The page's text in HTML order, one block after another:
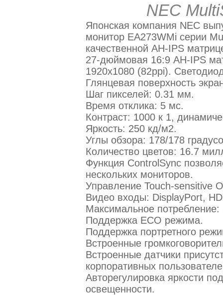
NEC
Японская компания NEC
монитор EA273WMi серии
качественной AH-IPS
27-дюймовая 16:9 AH-IPS
1920х1080 (82ppi).
Глянцевая поверхность
Шаг пикселей: 0.31 мм.
Время отклика: 5 мс.
Контраст: 1000 к 1,
Яркость: 250 кд/м2.
Углы обзора: 178/178
Количество цветов: 16.7
Функция ControlSync
нескольких мониторов.
Управление Touch-sensitive
Видео входы: DisplayPort,
Максимальное потребление:
Поддержка ЕСО режима.
Поддержка портретного
Встроенные
Встроенные датчики
корпоративных
Авторегулировка яркости
освещенности.